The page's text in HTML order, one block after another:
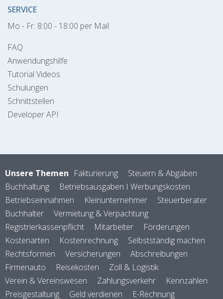
SERVICE
Mo - Fr. 8:00 - 18:00 per Mail
FAQ
Anwendungshilfe
Tutorial Videos
Schulungen
Schnittstellen
Developer API
Unsere Themen Fakturierung
Steuern & Abgaben
Buchhaltung
Betriebsausgaben I Werbungskosten
Betriebseinnahmen
Kleinunternehmer
Steuerberater
Buchhalter
Vermietung & Verpachtung
Registrierkassenpflicht
Mitarbeiter
Förderungen
Kostenarten
Kostenrechnung
Selbstständig machen
Rechtsformen
Versicherungen
Abschreibungen
Firmenauto
Reisekosten
Zoll & Logistik
Verein & Vereinswesen
Zahlungsverkehr
Kennzahlen
Preisgestaltung
Geld verdienen E-Rechnung